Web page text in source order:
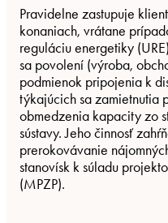
Pravidelne zastupuje
konaniach, vrátane
reguláciu energetiky
sa povolení (výroba,
podmienok pripojenia k
týkajúcich sa zamietnutia
obmedzenia kapacity zo
sústavy. Jeho činnosť
prerokovávanie
stanovísk k súladu
(MPZP).